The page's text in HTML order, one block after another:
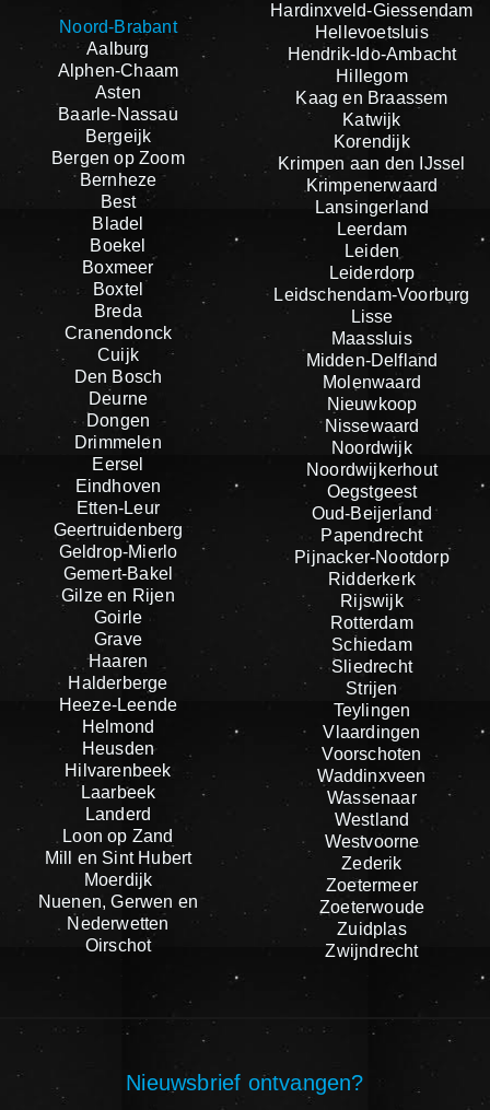
Noord-Brabant
Aalburg
Alphen-Chaam
Asten
Baarle-Nassau
Bergeijk
Bergen op Zoom
Bernheze
Best
Bladel
Boekel
Boxmeer
Boxtel
Breda
Cranendonck
Cuijk
Den Bosch
Deurne
Dongen
Drimmelen
Eersel
Eindhoven
Etten-Leur
Geertruidenberg
Geldrop-Mierlo
Gemert-Bakel
Gilze en Rijen
Goirle
Grave
Haaren
Halderberge
Heeze-Leende
Helmond
Heusden
Hilvarenbeek
Laarbeek
Landerd
Loon op Zand
Mill en Sint Hubert
Moerdijk
Nuenen, Gerwen en
Nederwetten
Oirschot
Hardinxveld-Giessendam
Hellevoetsluis
Hendrik-Ido-Ambacht
Hillegom
Kaag en Braassem
Katwijk
Korendijk
Krimpen aan den IJssel
Krimpenerwaard
Lansingerland
Leerdam
Leiden
Leiderdorp
Leidschendam-Voorburg
Lisse
Maassluis
Midden-Delfland
Molenwaard
Nieuwkoop
Nissewaard
Noordwijk
Noordwijkerhout
Oegstgeest
Oud-Beijerland
Papendrecht
Pijnacker-Nootdorp
Ridderkerk
Rijswijk
Rotterdam
Schiedam
Sliedrecht
Strijen
Teylingen
Vlaardingen
Voorschoten
Waddinxveen
Wassenaar
Westland
Westvoorne
Zederik
Zoetermeer
Zoeterwoude
Zuidplas
Zwijndrecht
Nieuwsbrief ontvangen?